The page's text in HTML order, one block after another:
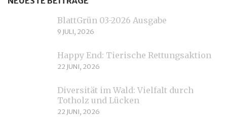
BlattGrün 03-2026 Ausgabe
9 JULI, 2026
Happy End: Tierische Rettungsaktion
22 JUNI, 2026
Diversität im Wald: Vielfalt durch
Totholz und Lücken
22 JUNI, 2026